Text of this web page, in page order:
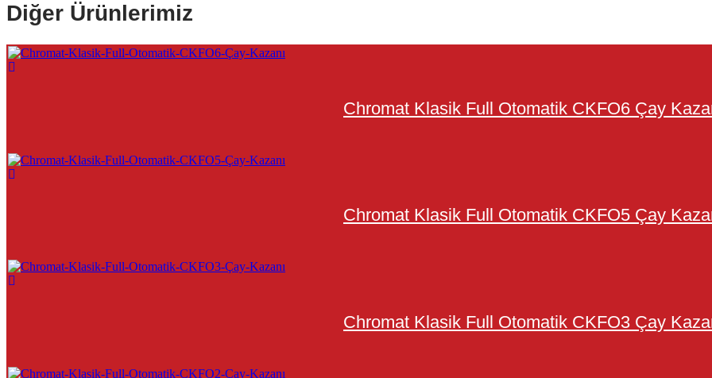
Diğer Ürünlerimiz
Chromat Klasik Full Otomatik CKFO6 Çay
Chromat Klasik Full Otomatik CKFO5 Çay
Chromat Klasik Full Otomatik CKFO3 Çay